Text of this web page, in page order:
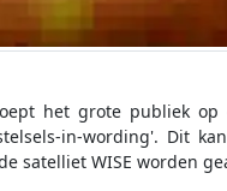
het grote publiek
in-wording'. Dit
satelliet WISE worden